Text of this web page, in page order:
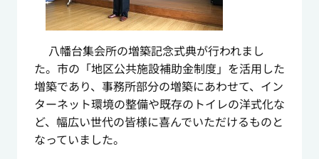
八幡台集会所の増築記念式典が行われまし
た。市の「地区公共施設補助金制度」を活用した
増築であり、事務所部分の増築にあわせて、イン
ターネット環境の整備や既存のトイレの洋式化な
ど、幅広い世代の皆様に喜んでいただけるものと
なっていました。